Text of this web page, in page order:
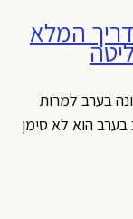
המלא
בערב למרות
הוא לא סימן